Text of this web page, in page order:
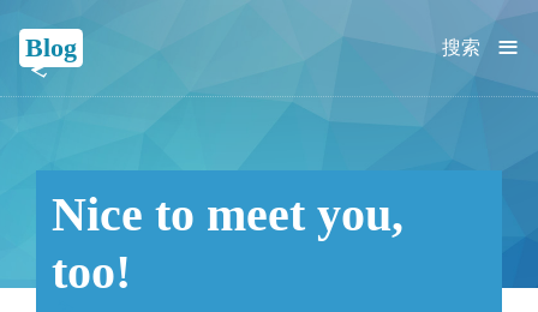
Blog ≡
搜索
Nice to meet you,
too!